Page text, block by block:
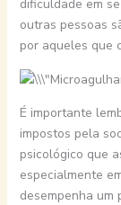
dificuldade em
outras pessoas
por aqueles que
É importante
impostos pela
psicológico que
especialmente
desempenha um